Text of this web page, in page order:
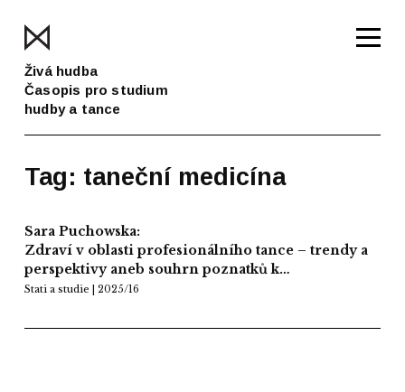
Živá hudba
Časopis pro studium
hudby a tance
Tag: taneční medicína
Sara Puchowska:
Zdraví v oblasti profesionálního tance – trendy a
perspektivy aneb souhrn poznatků k…
Stati a studie | 2025/16